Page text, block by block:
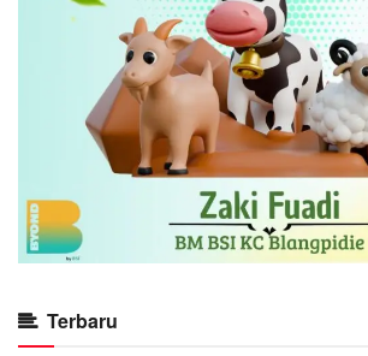
Terbaru